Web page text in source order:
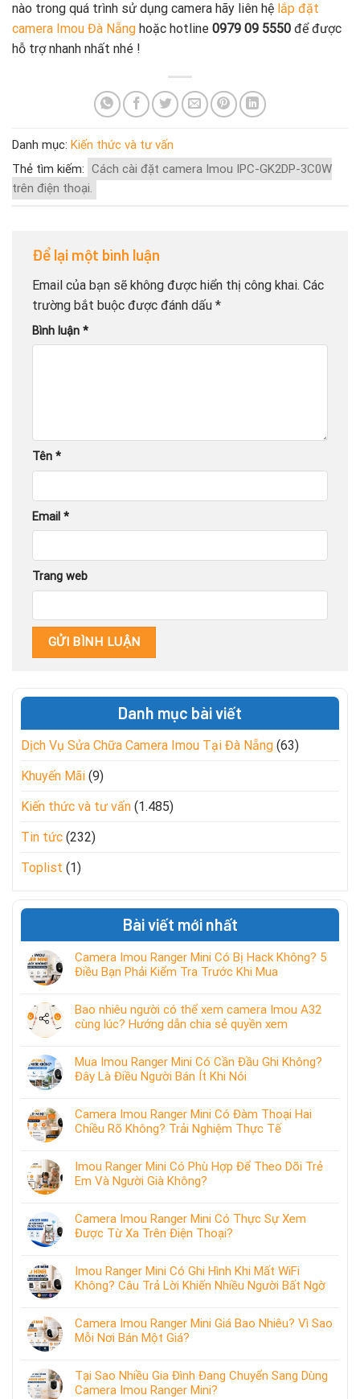
nào trong quá trình sử dụng camera hãy liên hệ lắp đặt
camera Imou Đà Nẵng hoặc hotline 0979 09 5550 để được
hỗ trợ nhanh nhất nhé !
Danh mục: Kiến thức và tư vấn
Thẻ tìm kiếm: Cách cài đặt camera Imou IPC-GK2DP-3C0W
trên điện thoại.
Để lại một bình luận
Email của bạn sẽ không được hiển thị công khai. Các
trường bắt buộc được đánh dấu *
Bình luận *
Tên *
Email *
Trang web
Danh mục bài viết
Dịch Vụ Sửa Chữa Camera Imou Tại Đà Nẵng (63)
Khuyến Mãi (9)
Kiến thức và tư vấn (1.485)
Tin tức (232)
Toplist (1)
Bài viết mới nhất
Camera Imou Ranger Mini Có Bị Hack Không? 5
Điều Bạn Phải Kiểm Tra Trước Khi Mua
Bao nhiêu người có thể xem camera Imou A32
cùng lúc? Hướng dẫn chia sẻ quyền xem
Mua Imou Ranger Mini Có Cần Đầu Ghi Không?
Đây Là Điều Người Bán Ít Khi Nói
Camera Imou Ranger Mini Có Đàm Thoại Hai
Chiều Rõ Không? Trải Nghiệm Thực Tế
Imou Ranger Mini Có Phù Hợp Để Theo Dõi Trẻ
Em Và Người Già Không?
Camera Imou Ranger Mini Có Thực Sự Xem
Được Từ Xa Trên Điện Thoại?
Imou Ranger Mini Có Ghi Hình Khi Mất WiFi
Không? Câu Trả Lời Khiến Nhiều Người Bất Ngờ
Camera Imou Ranger Mini Giá Bao Nhiêu? Vì Sao
Mỗi Nơi Bán Một Giá?
Tại Sao Nhiều Gia Đình Đang Chuyển Sang Dùng
Camera Imou Ranger Mini?